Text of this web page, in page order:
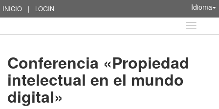
INICIO | LOGIN Idioma
Idioma
Conferencia «Propiedad
intelectual en el mundo
digital»